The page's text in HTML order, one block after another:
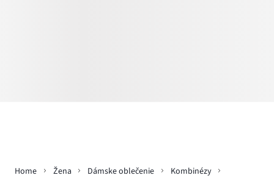
Home Žena Dámske oblečenie
Kombinézy